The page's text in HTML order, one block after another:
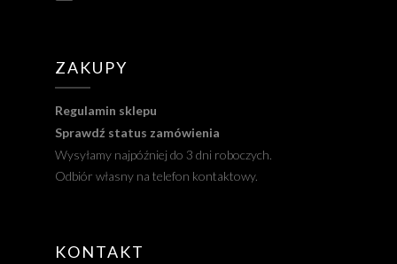
ZAKUPY
Regulamin sklepu
Sprawdź status zamówienia
Wysyłamy najpóźniej do 3 dni roboczych.
Odbiór własny na telefon kontaktowy.
KONTAKT